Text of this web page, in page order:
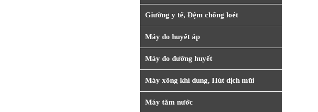
Giường y tế, Đệm chống loét
Máy đo huyết áp
Máy đo đường huyết
Máy xông khí dung, Hút dịch mũi
Máy tăm nước